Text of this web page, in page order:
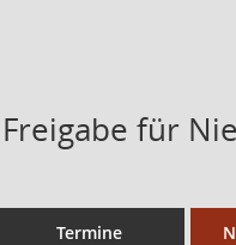
für
Termine